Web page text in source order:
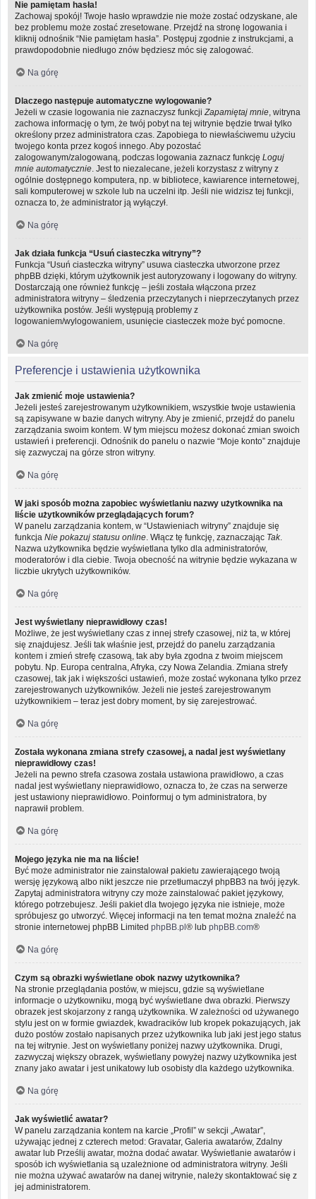
Nie pamiętam hasła!
Zachowaj spokój! Twoje hasło wprawdzie nie może zostać odzyskane, ale
bez problemu może zostać zresetowane. Przejdź na stronę logowania i
kliknij odnośnik “Nie pamiętam hasła”. Postępuj zgodnie z instrukcjami, a
prawdopodobnie niedługo znów będziesz móc się zalogować.
Na górę
Dlaczego następuje automatyczne wylogowanie?
Jeżeli w czasie logowania nie zaznaczysz funkcji Zapamiętaj mnie , witryna
zachowa informację o tym, że twój pobyt na tej witrynie będzie trwał tylko
określony przez administratora czas. Zapobiega to niewłaściwemu użyciu
twojego konta przez kogoś innego. Aby pozostać
zalogowanym/zalogowaną, podczas logowania zaznacz funkcję Loguj
mnie automatycznie . Jest to niezalecane, jeżeli korzystasz z witryny z
ogólnie dostępnego komputera, np. w bibliotece, kawiarence internetowej,
sali komputerowej w szkole lub na uczelni itp. Jeśli nie widzisz tej funkcji,
oznacza to, że administrator ją wyłączył.
Na górę
Jak działa funkcja “Usuń ciasteczka witryny”?
Funkcja “Usuń ciasteczka witryny” usuwa ciasteczka utworzone przez
phpBB dzięki, którym użytkownik jest autoryzowany i logowany do witryny.
Dostarczają one również funkcję – jeśli została włączona przez
administratora witryny – śledzenia przeczytanych i nieprzeczytanych przez
użytkownika postów. Jeśli występują problemy z
logowaniem/wylogowaniem, usunięcie ciasteczek może być pomocne.
Na górę
Preferencje i ustawienia użytkownika
Jak zmienić moje ustawienia?
Jeżeli jesteś zarejestrowanym użytkownikiem, wszystkie twoje ustawienia
są zapisywane w bazie danych witryny. Aby je zmienić, przejdź do panelu
zarządzania swoim kontem. W tym miejscu możesz dokonać zmian swoich
ustawień i preferencji. Odnośnik do panelu o nazwie “Moje konto” znajduje
się zazwyczaj na górze stron witryny.
Na górę
W jaki sposób można zapobiec wyświetlaniu nazwy użytkownika na
liście użytkowników przeglądających forum?
W panelu zarządzania kontem, w “Ustawieniach witryny” znajduje się
funkcja Nie pokazuj statusu online . Włącz tę funkcję, zaznaczając Tak.
Nazwa użytkownika będzie wyświetlana tylko dla administratorów,
moderatorów i dla ciebie. Twoja obecność na witrynie będzie wykazana w
liczbie ukrytych użytkowników.
Na górę
Jest wyświetlany nieprawidłowy czas!
Możliwe, że jest wyświetlany czas z innej strefy czasowej, niż ta, w której
się znajdujesz. Jeśli tak właśnie jest, przejdź do panelu zarządzania
kontem i zmień strefę czasową, tak aby była zgodna z twoim miejscem
pobytu. Np. Europa centralna, Afryka, czy Nowa Zelandia. Zmiana strefy
czasowej, tak jak i większości ustawień, może zostać wykonana tylko przez
zarejestrowanych użytkowników. Jeżeli nie jesteś zarejestrowanym
użytkownikiem – teraz jest dobry moment, by się zarejestrować.
Na górę
Została wykonana zmiana strefy czasowej, a nadal jest wyświetlany
nieprawidłowy czas!
Jeżeli na pewno strefa czasowa została ustawiona prawidłowo, a czas
nadal jest wyświetlany nieprawidłowo, oznacza to, że czas na serwerze
jest ustawiony nieprawidłowo. Poinformuj o tym administratora, by
naprawił problem.
Na górę
Mojego języka nie ma na liście!
Być może administrator nie zainstalował pakietu zawierającego twoją
wersję językową albo nikt jeszcze nie przetłumaczył phpBB3 na twój język.
Zapytaj administratora witryny czy może zainstalować pakiet językowy,
którego potrzebujesz. Jeśli pakiet dla twojego języka nie istnieje, może
spróbujesz go utworzyć. Więcej informacji na ten temat można znaleźć na
stronie internetowej phpBB Limited phpBB.pl® lub phpBB.com®
Na górę
Czym są obrazki wyświetlane obok nazwy użytkownika?
Na stronie przeglądania postów, w miejscu, gdzie są wyświetlane
informacje o użytkowniku, mogą być wyświetlane dwa obrazki. Pierwszy
obrazek jest skojarzony z rangą użytkownika. W zależności od używanego
stylu jest on w formie gwiazdek, kwadracików lub kropek pokazujących, jak
dużo postów zostało napisanych przez użytkownika lub jaki jest jego status
na tej witrynie. Jest on wyświetlany poniżej nazwy użytkownika. Drugi,
zazwyczaj większy obrazek, wyświetlany powyżej nazwy użytkownika jest
znany jako awatar i jest unikatowy lub osobisty dla każdego użytkownika.
Na górę
Jak wyświetlić awatar?
W panelu zarządzania kontem na karcie „Profil” w sekcji „Awatar”,
używając jednej z czterech metod: Gravatar, Galeria awatarów, Zdalny
awatar lub Prześlij awatar, można dodać awatar. Wyświetlanie awatarów i
sposób ich wyświetlania są uzależnione od administratora witryny. Jeśli
nie można używać awatarów na danej witrynie, należy skontaktować się z
jej administratorem.